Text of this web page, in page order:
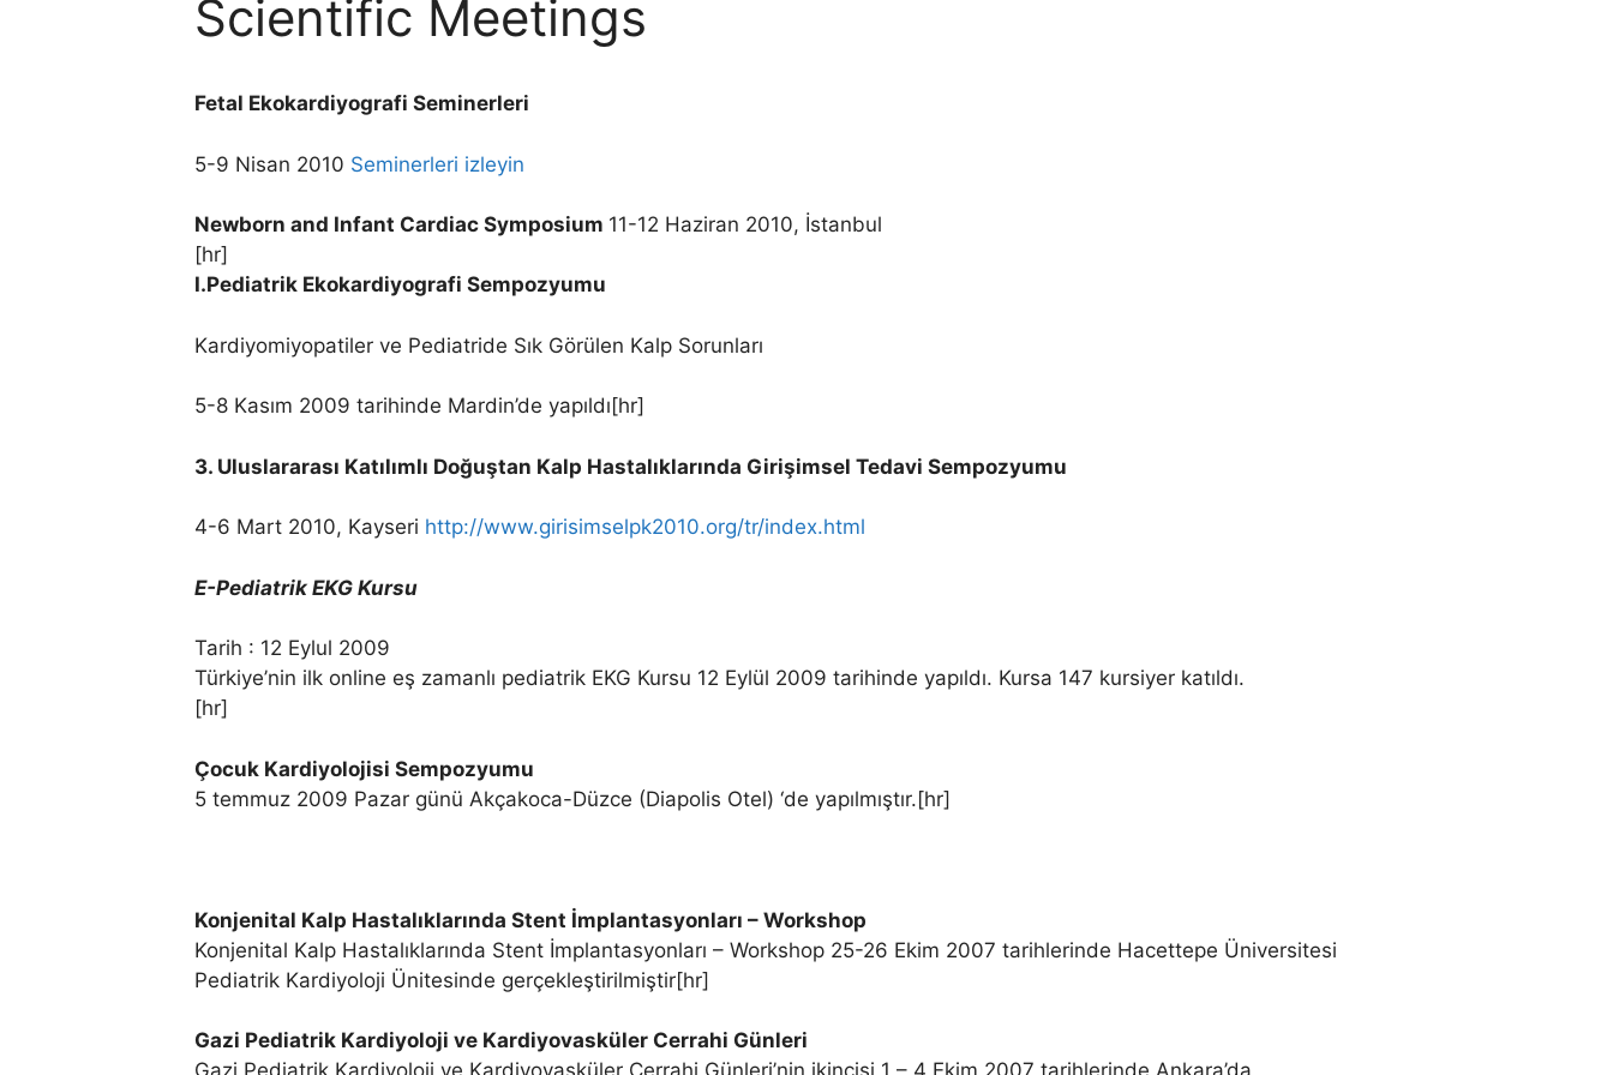
Scientific Meetings
Fetal Ekokardiyografi Seminerleri
5-9 Nisan 2010 Seminerleri izleyin
Newborn and Infant Cardiac Symposium 11-12 Haziran 2010, İstanbul
[hr]
I.Pediatrik Ekokardiyografi Sempozyumu
Kardiyomiyopatiler ve Pediatride Sık Görülen Kalp Sorunları
5-8 Kasım 2009 tarihinde Mardin’de yapıldı[hr]
3. Uluslararası Katılımlı Doğuştan Kalp Hastalıklarında Girişimsel Tedavi Sempozyumu
4-6 Mart 2010, Kayseri http://www.girisimselpk2010.org/tr/index.html
E-Pediatrik EKG Kursu
Tarih : 12 Eylul 2009
Türkiye’nin ilk online eş zamanlı pediatrik EKG Kursu 12 Eylül 2009 tarihinde yapıldı. Kursa 147 kursiyer katıldı.
[hr]
Çocuk Kardiyolojisi Sempozyumu
5 temmuz 2009 Pazar günü Akçakoca-Düzce (Diapolis Otel) ‘de yapılmıştır.[hr]
Konjenital Kalp Hastalıklarında Stent İmplantasyonları – Workshop
Konjenital Kalp Hastalıklarında Stent İmplantasyonları – Workshop 25-26 Ekim 2007 tarihlerinde Hacettepe Üniversitesi
Pediatrik Kardiyoloji Ünitesinde gerçekleştirilmiştir[hr]
Gazi Pediatrik Kardiyoloji ve Kardiyovasküler Cerrahi Günleri